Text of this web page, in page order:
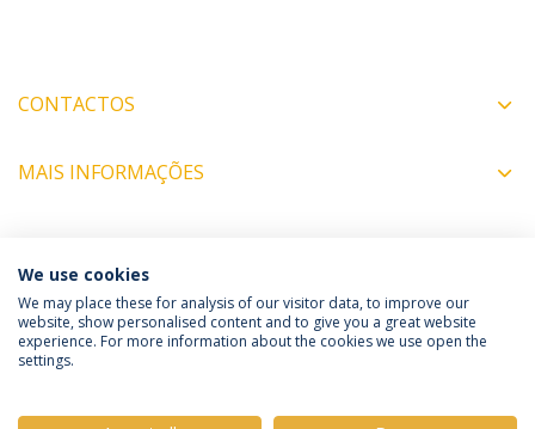
CONTACTOS
MAIS INFORMAÇÕES
COORDENADORES
Política de Privacidade
Termos e Condições
We use cookies
We may place these for analysis of our visitor data, to improve our
website, show personalised content and to give you a great website
experience. For more information about the cookies we use open the
settings.